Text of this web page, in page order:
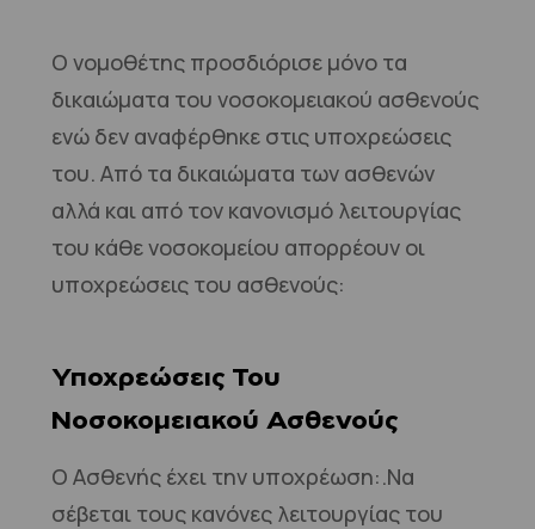
Ο νομοθέτης προσδιόρισε μόνο τα
δικαιώματα του νοσοκομειακού ασθενούς
ενώ δεν αναφέρθηκε στις υποχρεώσεις
του. Από τα δικαιώματα των ασθενών
αλλά και από τον κανονισμό λειτουργίας
του κάθε νοσοκομείου απορρέουν οι
υποχρεώσεις του ασθενούς:
Υποχρεώσεις Του
Νοσοκομειακού Ασθενούς
Ο Ασθενής έχει την υποχρέωση:.Να
σέβεται τους κανόνες λειτουργίας του